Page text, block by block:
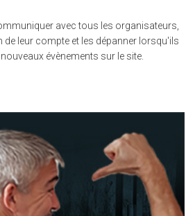
avec tous les organisateurs,
de leur compte et les dépanner lorsqu'ils
évènements sur le site.